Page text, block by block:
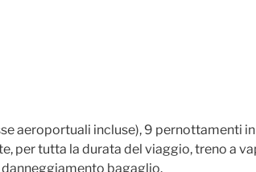
aeroportuali incluse), 9
tutta la durata del viaggio, treno a
bagaglio.